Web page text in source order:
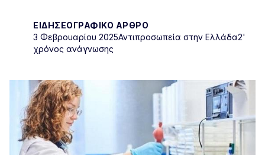
ΕΙΔΗΣΕΟΓΡΑΦΙΚΌ ΆΡΘΡΟ
3 Φεβρουαρίου 2025Αντιπροσωπεία στην Ελλάδα2'
χρόνος ανάγνωσης